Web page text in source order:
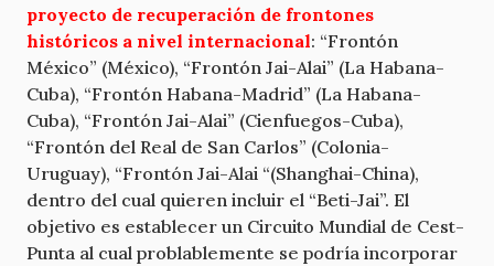
proyecto de recuperación de frontones
históricos a nivel internacional: “Frontón
México” (México), “Frontón Jai-Alai” (La Habana-
Cuba), “Frontón Habana-Madrid” (La Habana-
Cuba), “Frontón Jai-Alai” (Cienfuegos-Cuba),
“Frontón del Real de San Carlos” (Colonia-
Uruguay), “Frontón Jai-Alai “(Shanghai-China),
dentro del cual quieren incluir el “Beti-Jai”. El
objetivo es establecer un Circuito Mundial de Cest-
Punta al cual problablemente se podría incorporar